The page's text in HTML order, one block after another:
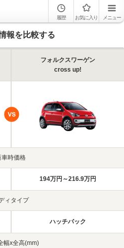
履歴 お気に入り メニュー
報を比較する
フォルクスワーゲン
cross up!
車時価格
194万円～216.9万円
ィタイプ
ハッチバック
幅x全高(mm)